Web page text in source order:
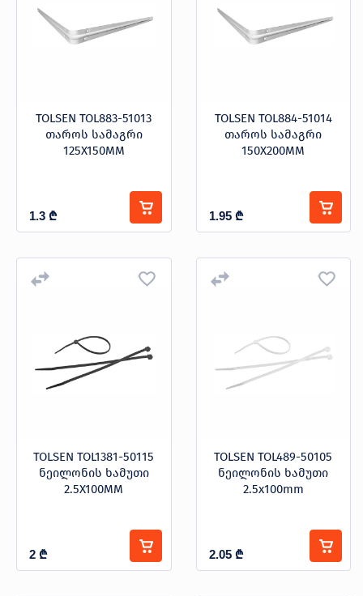
TOLSEN
კატეგორიები
დგუში
თოკი
TOLSEN TOL883-51013
თაროს სამაგრი
125X150MM
1.3 ₾
TOLSEN TOL884-51014
თაროს სამაგრი
150X200MM
1.95 ₾
TOLSEN TOL1381-50115
ნეილონის ხამუთი
2.5X100MM
2 ₾
TOLSEN TOL489-50105
ნეილონის ხამუთი
2.5x100mm
2.05 ₾